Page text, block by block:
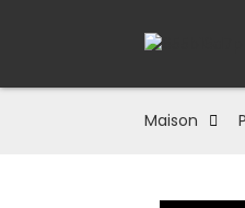
Maison